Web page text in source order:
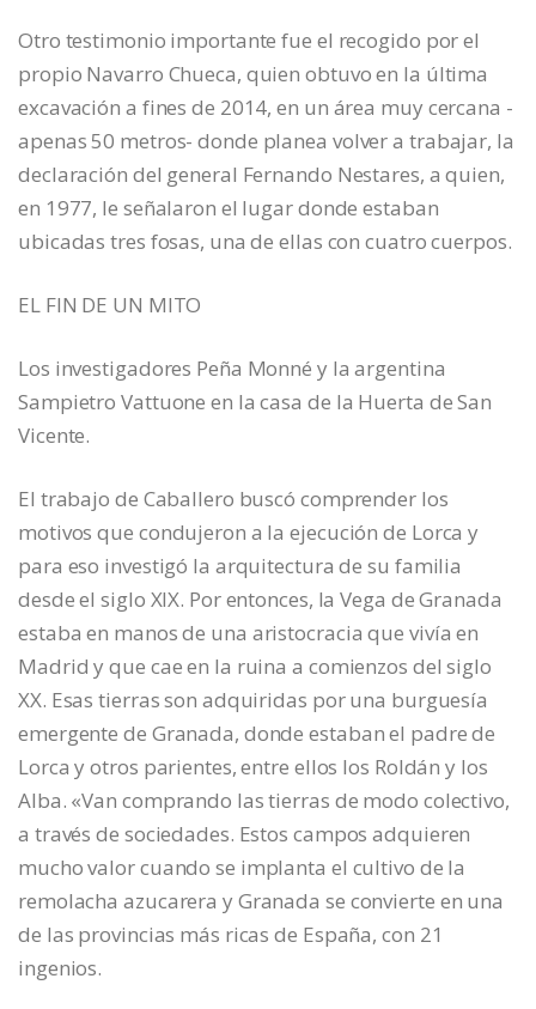
Otro testimonio importante fue el recogido por el
propio Navarro Chueca, quien obtuvo en la última
excavación a fines de 2014, en un área muy cercana -
apenas 50 metros- donde planea volver a trabajar, la
declaración del general Fernando Nestares, a quien,
en 1977, le señalaron el lugar donde estaban
ubicadas tres fosas, una de ellas con cuatro cuerpos.
EL FIN DE UN MITO
Los investigadores Peña Monné y la argentina
Sampietro Vattuone en la casa de la Huerta de San
Vicente.
El trabajo de Caballero buscó comprender los
motivos que condujeron a la ejecución de Lorca y
para eso investigó la arquitectura de su familia
desde el siglo XIX. Por entonces, la Vega de Granada
estaba en manos de una aristocracia que vivía en
Madrid y que cae en la ruina a comienzos del siglo
XX. Esas tierras son adquiridas por una burguesía
emergente de Granada, donde estaban el padre de
Lorca y otros parientes, entre ellos los Roldán y los
Alba. «Van comprando las tierras de modo colectivo,
a través de sociedades. Estos campos adquieren
mucho valor cuando se implanta el cultivo de la
remolacha azucarera y Granada se convierte en una
de las provincias más ricas de España, con 21
ingenios.